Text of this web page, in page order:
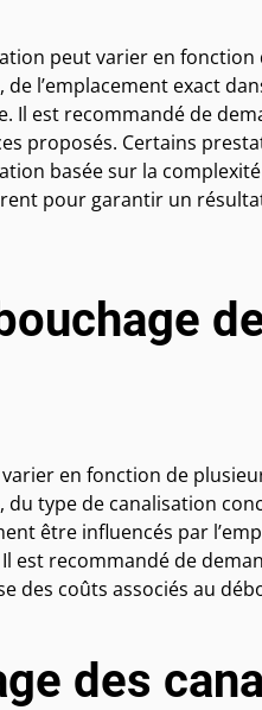
peut varier en
l’emplacement exact
Il est recommandé de
proposés. Certains
basée sur la
pour garantir un
en fonction de
type de canalisation
être influencés par
est recommandé de
des coûts associés au
des